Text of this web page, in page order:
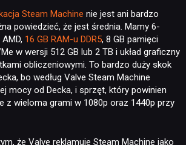
Steam Machine nie jest ani bardzo
powiedzieć, że jest średnia. Mamy 6-
16 GB RAM-u DDR5, 8 GB pamięci
w wersji 512 GB lub 2 TB i układ graficzny
obliczeniowymi. To bardzo duży skok
bo według Valve Steam Machine
mocy od Decka, i sprzęt, który powinien
z wieloma grami w 1080p oraz 1440p przy
że Valve reklamuje Steam Machine jako